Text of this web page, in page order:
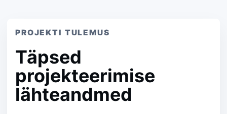
PROJEKTI TULEMUS
Täpsed
projekteerimise
lähteandmed